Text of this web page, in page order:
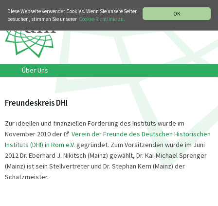
OK
Diese Webseite verwendet Cookies. Wenn Sie unsere Seiten
besuchen, stimmen Sie unserer Cookie-Richtlinie zu.
Über Uns
Freundeskreis DHI
Zur ideellen und finanziellen Förderung des Instituts wurde im
November 2010 der
Verein der Freunde des Deutschen Historischen
Instituts (DHI) in Rom e.V. gegründet. Zum Vorsitzenden wurde im Juni
2012 Dr. Eberhard J. Nikitsch (Mainz) gewählt, Dr. Kai-Michael Sprenger
(Mainz) ist sein Stellvertreter und Dr. Stephan Kern (Mainz) der
Schatzmeister.